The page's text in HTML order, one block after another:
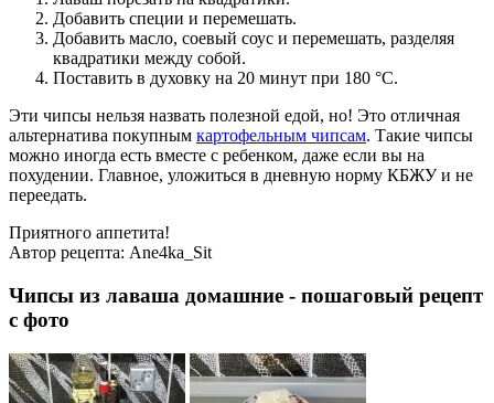
Добавить специи и перемешать.
Добавить масло, соевый соус и перемешать, разделяя
квадратики между собой.
Поставить в духовку на 20 минут при 180 °С.
Эти чипсы нельзя назвать полезной едой, но! Это отличная
альтернатива покупным картофельным чипсам. Такие чипсы
можно иногда есть вместе с ребенком, даже если вы на
похудении. Главное, уложиться в дневную норму КБЖУ и не
переедать.
Приятного аппетита!
Автор рецепта: Ane4ka_Sit
Чипсы из лаваша домашние - пошаговый рецепт
с фото